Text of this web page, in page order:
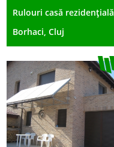
Rulouri casă rezidențială
Borhaci, Cluj